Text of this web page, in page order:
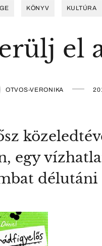
KÖNYV KULTÚRA
el
OTVOS-VERONIKA
egy